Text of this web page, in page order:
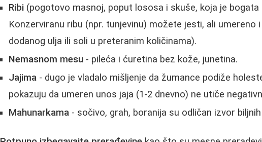
Ribi (pogotovo masnoj, poput lososa i skuše, koja je
Konzerviranu ribu (npr. tunjevinu) možete jesti, ali umereno
dodanog ulja ili soli u preteranim količinama).
Nemasnom mesu - pileća i ćuretina bez kože, junetina.
Jajima - dugo je vladalo mišljenje da žumance podiže
pokazuju da umeren unos jaja (1-2 dnevno) ne utiče
Mahunarkama - sočivo, grah, boranija su odličan izvor